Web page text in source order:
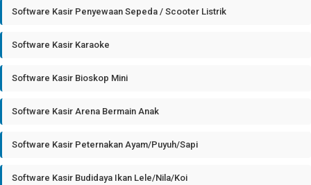
Software Kasir Penyewaan Sepeda / Scooter Listrik
Software Kasir Karaoke
Software Kasir Bioskop Mini
Software Kasir Arena Bermain Anak
Software Kasir Peternakan Ayam/Puyuh/Sapi
Software Kasir Budidaya Ikan Lele/Nila/Koi